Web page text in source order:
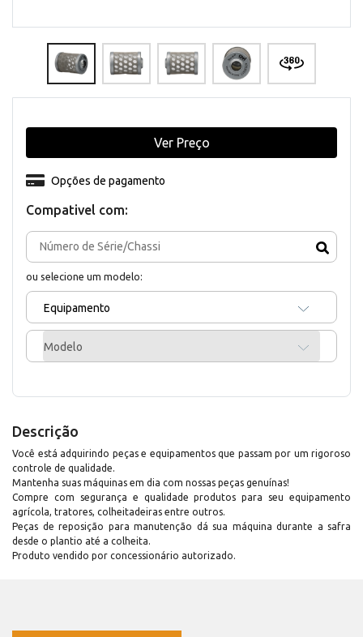
Compativel com:
ou selecione um modelo:
Equipamento
Modelo
Opções de pagamento
Ver Preço
Descrição
Você está adquirindo peças e equipamentos que passam por um rigoroso
controle de qualidade.
Mantenha suas máquinas em dia com nossas peças genuínas!
Compre com segurança e qualidade produtos para seu equipamento
agrícola, tratores, colheitadeiras entre outros.
Peças de reposição para manutenção dá sua máquina durante a safra
desde o plantio até a colheita.
Produto vendido por concessionário autorizado.